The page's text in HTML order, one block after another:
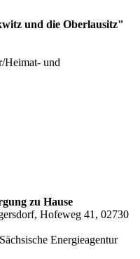
und die Oberlausitz"
­Heimat- und
zu Hause
Hofeweg 41, 02730
Energieagentur